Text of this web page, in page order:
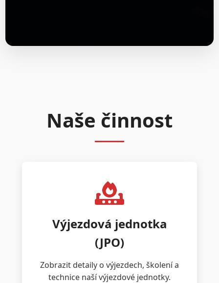
Naše činnost
Výjezdová jednotka
(JPO)
Zobrazit detaily o výjezdech, školení a
technice naší výjezdové jednotky.